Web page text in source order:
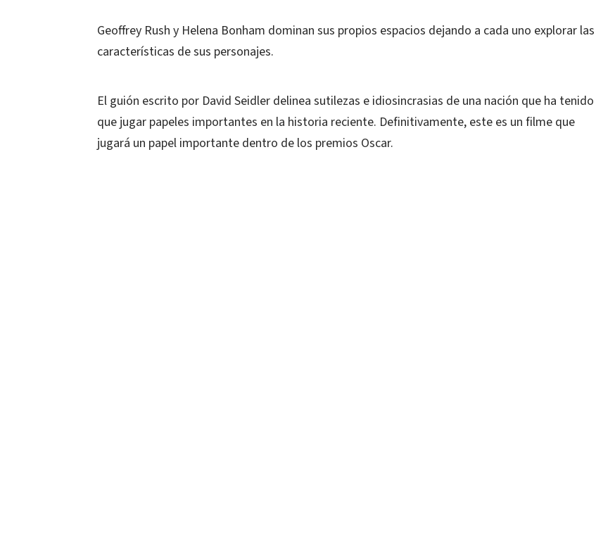
Geoffrey Rush y Helena Bonham dominan sus propios espacios dejando a cada uno explorar las
características de sus personajes.
El guión escrito por David Seidler delinea sutilezas e idiosincrasias de una nación que ha tenido
que jugar papeles importantes en la historia reciente. Definitivamente, este es un filme que
jugará un papel importante dentro de los premios Oscar.